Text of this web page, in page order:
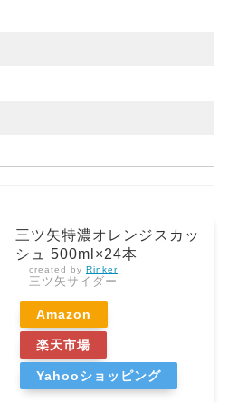
三ツ矢特濃オレンジスカッ
シュ 500ml×24本
created by Rinker
三ツ矢サイダー
Amazon
楽天市場
Yahooショッピング